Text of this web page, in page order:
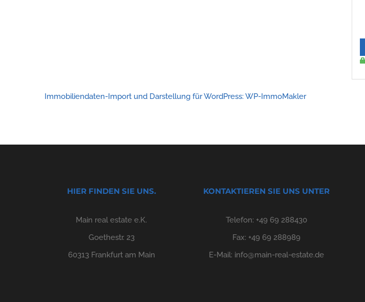
Immobiliendaten-Import und Darstellung für WordPress: WP-ImmoMakler
HIER FINDEN SIE UNS.
Main real estate e.K.
Goethestr. 23
60313 Frankfurt am Main
KONTAKTIEREN SIE UNS UNTER
Telefon: +49 69 288430
Fax: +49 69 288989
E-Mail: info@main-real-estate.de